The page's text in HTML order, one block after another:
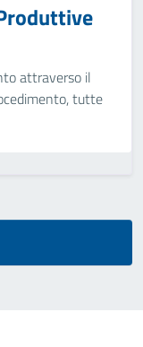
attraverso il
tutte